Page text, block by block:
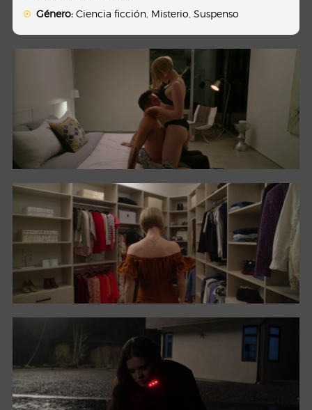
Género: Ciencia ficción, Misterio,Suspenso